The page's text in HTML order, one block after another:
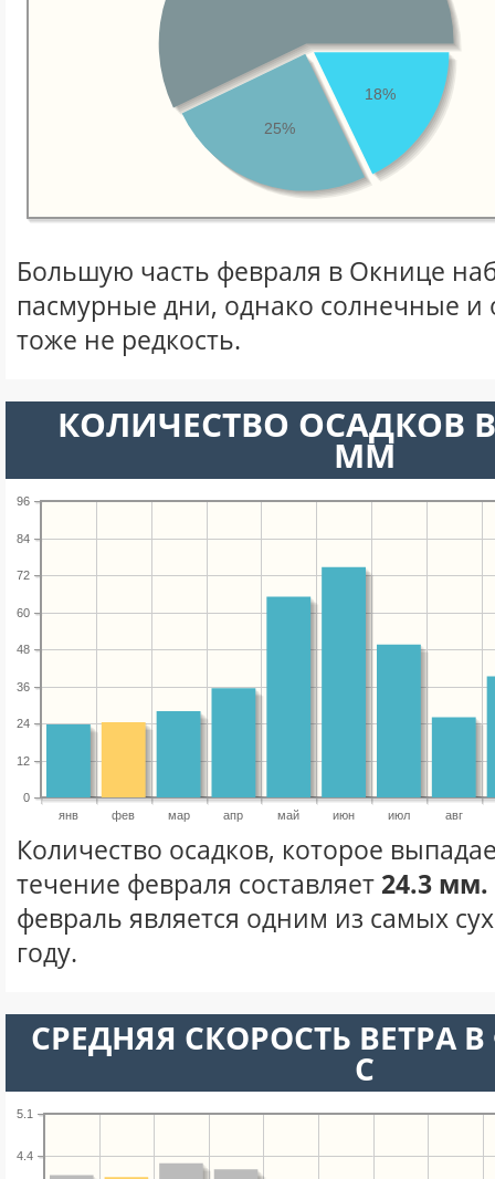
18%
25%
Большую часть февраля в Окнице
пасмурные дни, однако солнечные
тоже не редкость.
КОЛИЧЕСТВО ОСАДКОВ
ММ
янв фев мар апр май июн июл авг
0
12
24
36
48
60
72
84
96
Количество осадков, которое
течение февраля составляет 24.3 мм.
февраль является одним из самых
году.
СРЕДНЯЯ СКОРОСТЬ ВЕТРА
С
4.4
5.1